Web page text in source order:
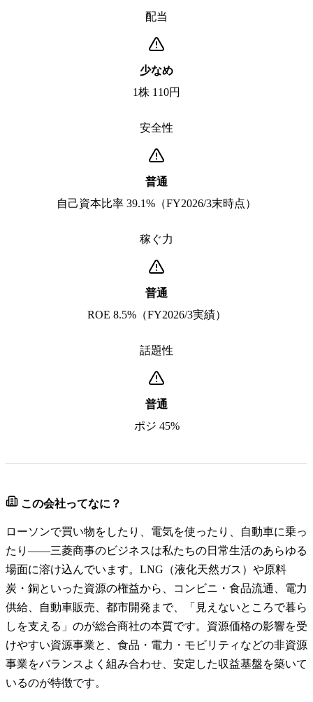
配当
少なめ
1株 110円
安全性
普通
自己資本比率 39.1%（FY2026/3末時点）
稼ぐ力
普通
ROE 8.5%（FY2026/3実績）
話題性
普通
ポジ 45%
この会社ってなに？
ローソンで買い物をしたり、電気を使ったり、自動車に乗っ
たり——三菱商事のビジネスは私たちの日常生活のあらゆる
場面に溶け込んでいます。LNG（液化天然ガス）や原料
炭・銅といった資源の権益から、コンビニ・食品流通、電力
供給、自動車販売、都市開発まで、「見えないところで暮ら
しを支える」のが総合商社の本質です。資源価格の影響を受
けやすい資源事業と、食品・電力・モビリティなどの非資源
事業をバランスよく組み合わせ、安定した収益基盤を築いて
いるのが特徴です。